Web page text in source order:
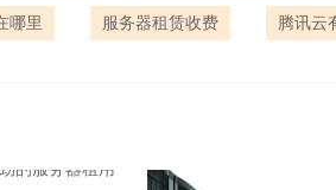
哪里 服务器租赁收费 腾讯云